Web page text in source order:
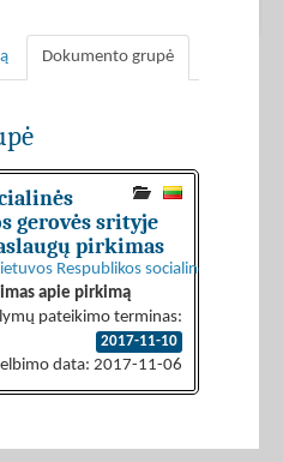
Dokumento grupė
gerovės srityje
pirkimas
Respublikos socialinės
apie pirkimą
pateikimo terminas:
2017-11-10
data: 2017-11-06